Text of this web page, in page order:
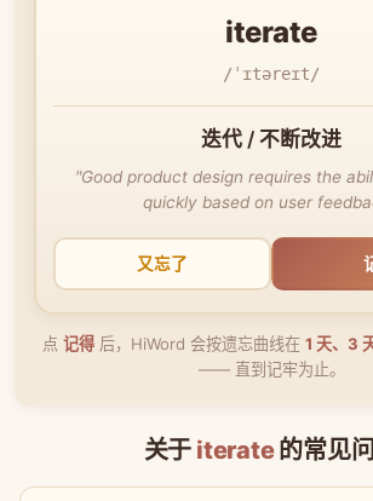
iterate
/ˈɪtəreɪt/
迭代 / 不断改进
"Good product design requires the
quickly based on user
又忘了
点 记得后，HiWord 会按遗忘曲线在 1 天、3
—— 直到记牢为止。
关于 iterate的常见